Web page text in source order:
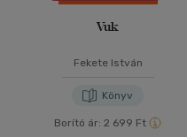
Vuk
Fekete István
Könyv
Borító ár: 2 699 Ft